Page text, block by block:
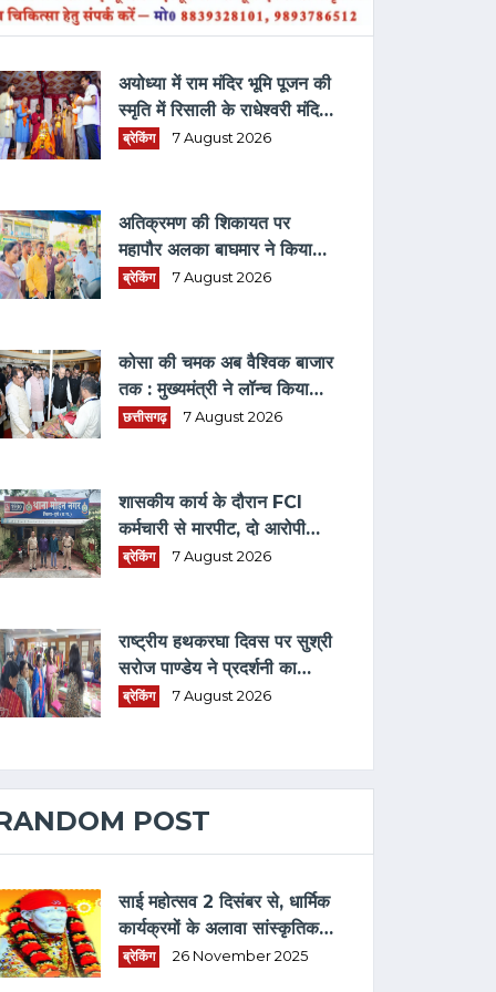
अयोध्या में राम मंदिर भूमि पूजन की
स्मृति में रिसाली के राधेश्वरी मंदिर
में धार्मिक आयोजन
ब्रेकिंग 7 August 2026
अतिक्रमण की शिकायत पर
महापौर अलका बाघमार ने किया
औचक निरीक्षण
ब्रेकिंग 7 August 2026
कोसा की चमक अब वैश्विक बाजार
तक : मुख्यमंत्री ने लॉन्च किया
छत्तीसगढ़ का प्रीमियम हैंडलूम
छत्तीसगढ़ 7 August 2026
शासकीय कार्य के दौरान FCI
कर्मचारी से मारपीट, दो आरोपी
गिरफ्तार
ब्रेकिंग 7 August 2026
राष्ट्रीय हथकरघा दिवस पर सुश्री
सरोज पाण्डेय ने प्रदर्शनी का
अवलोकन कर बुनकरों को किया
ब्रेकिंग 7 August 2026
POST
साई महोत्सव 2 दिसंबर से, धार्मिक
कार्यक्रमों के अलावा सांस्कृतिक
प्रस्तुतियों की बिखरेगी छठा
ब्रेकिंग 26 November 2025